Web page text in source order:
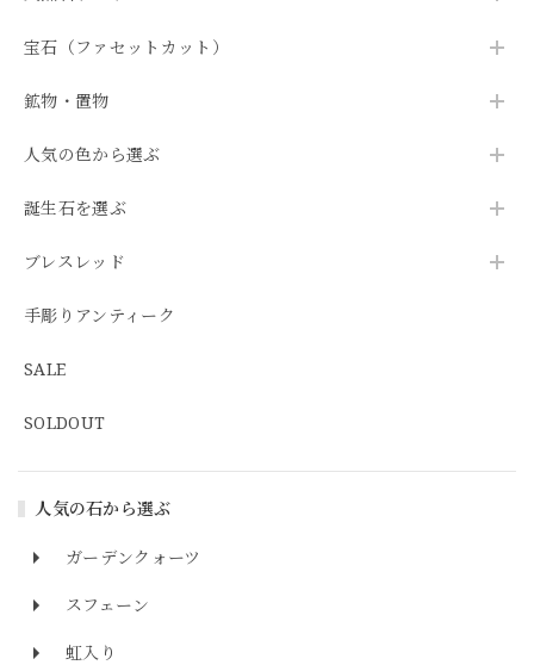
宝石（ファセットカット）
鉱物・置物
人気の色から選ぶ
誕生石を選ぶ
ブレスレッド
手彫りアンティーク
SALE
SOLDOUT
人気の石から選ぶ
ガーデンクォーツ
スフェーン
虹入り